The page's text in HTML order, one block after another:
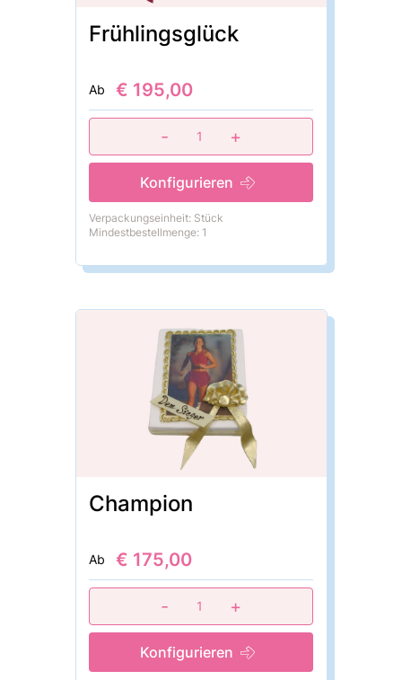
Frühlingsglück
Ab € 195,00
- 1 +
Konfigurieren
Verpackungseinheit: Stück
Mindestbestellmenge: 1
Champion
Ab € 175,00
- 1 +
Konfigurieren